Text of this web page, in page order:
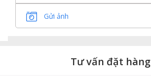
Gửi ảnh
Tư vấn đặt hàng